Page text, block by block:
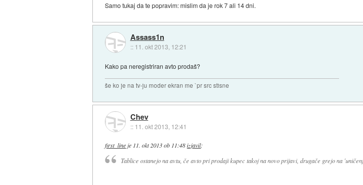
Samo tukaj da te popravim: mislim da je rok 7 ali 14 dni.
Assass1n
:: 11. okt 2013, 12:21
Kako pa neregistriran avto prodaš?
še ko je na tv-ju moder ekran me `pr src stisne
Chev
:: 11. okt 2013, 12:41
first_lineje 11. okt 2013 ob 11:48 izjavil:
Tablice ostanejo na avtu, če avto pri prodaji kupec takoj na novo prijavi, drugače grejo na